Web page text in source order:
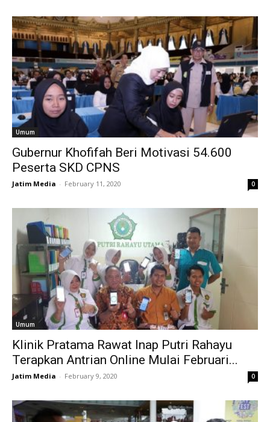
Umum
Gubernur Khofifah Beri Motivasi 54.600
Peserta SKD CPNS
Jatim Media - February 11, 2020 0
Umum
Klinik Pratama Rawat Inap Putri Rahayu
Terapkan Antrian Online Mulai Februari...
Jatim Media - February 9, 2020 0